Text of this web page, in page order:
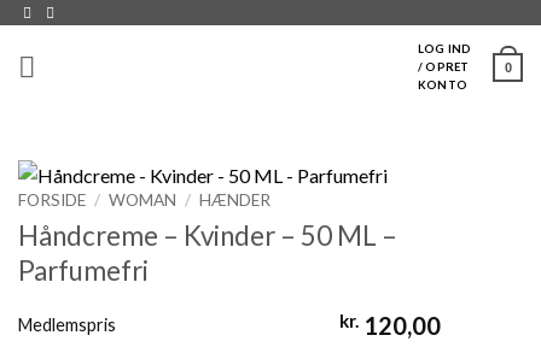
Fortsæt
indhold
LOG IND
/ OPRET
KONTO
0
FORSIDE / WOMAN / HÆNDER
Håndcreme – Kvinder – 50 ML –
Parfumefri
Medlemspris kr. 120,00